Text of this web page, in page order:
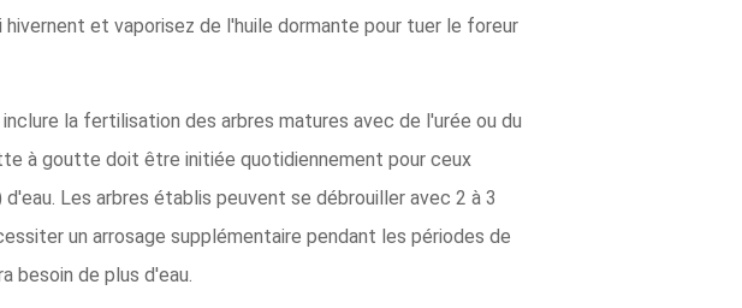
et vaporisez de l'huile dormante pour tuer le foreur
la fertilisation des arbres matures avec de l'urée ou du
à goutte doit être initiée quotidiennement pour ceux
Les arbres établis peuvent se débrouiller avec 2 à 3
un arrosage supplémentaire pendant les périodes de
besoin de plus d'eau.